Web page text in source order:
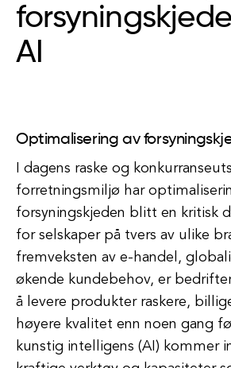
AI
Optimalisering av
I dagens raske og
forretningsmiljø har
forsyningskjeden blitt en kritisk
for selskaper på tvers av ulike
fremveksten av e-handel,
økende kundebehov, er
å levere produkter raskere,
høyere kvalitet enn noen gang
kunstig intelligens (AI) kommer